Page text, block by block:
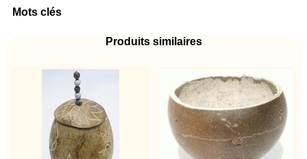
Mots clés
Produits similaires